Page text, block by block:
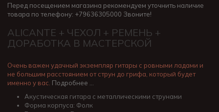
Перед посещением магазина рекомендуем уточнить наличие
товара по телефону: +79636305000 Звоните!
ALICANTE + ЧЕХОЛ + РЕМЕНЬ +
ДОРАБОТКА В МАСТЕРСКОЙ
Очень важен удачный экземпляр гитары с ровными ладами и
не большим расстоянием от струн до грифа, который будет
именно у вас. Подробнее …
Акустическая гитара с металлическими струнами
Форма корпуса: Фолк